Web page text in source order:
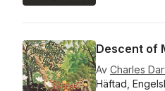
Descent of
Av Charles
Häftad,